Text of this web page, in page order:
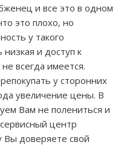
и все это в одном
это плохо, но
у такого
и доступ к
всегда имеется.
у сторонних
увеличение цены. В
Вам не полениться и
центр
Вы доверяете свой